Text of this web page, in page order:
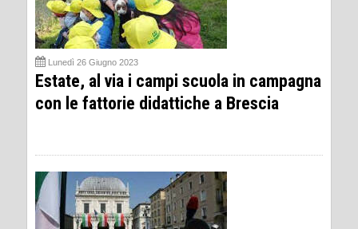
Lunedì 26 Giugno 2023
Estate, al via i campi scuola in campagna
con le fattorie didattiche a Brescia